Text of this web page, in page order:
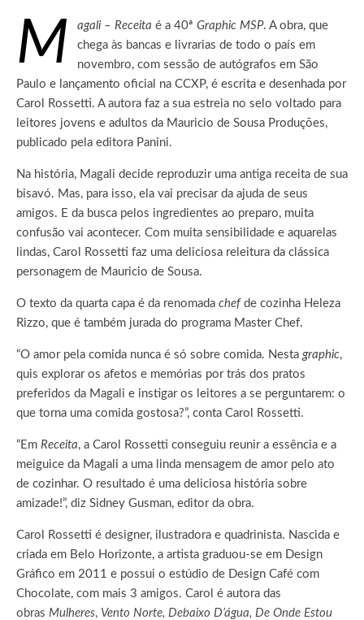
M agali – Receita é a 40ª Graphic MSP. A obra, que
chega às bancas e livrarias de todo o país em
novembro, com sessão de autógrafos em São
Paulo e lançamento oficial na CCXP, é escrita e desenhada por
Carol Rossetti. A autora faz a sua estreia no selo voltado para
leitores jovens e adultos da Mauricio de Sousa Produções,
publicado pela editora Panini.
Na história, Magali decide reproduzir uma antiga receita de sua
bisavó. Mas, para isso, ela vai precisar da ajuda de seus
amigos. E da busca pelos ingredientes ao preparo, muita
confusão vai acontecer. Com muita sensibilidade e aquarelas
lindas, Carol Rossetti faz uma deliciosa releitura da clássica
personagem de Mauricio de Sousa.
O texto da quarta capa é da renomada chefde cozinha Heleza
Rizzo, que é também jurada do programa Master Chef.
“O amor pela comida nunca é só sobre comida. Nesta graphic,
quis explorar os afetos e memórias por trás dos pratos
preferidos da Magali e instigar os leitores a se perguntarem: o
que torna uma comida gostosa?”, conta Carol Rossetti.
“Em Receita, a Carol Rossetti conseguiu reunir a essência e a
meiguice da Magali a uma linda mensagem de amor pelo ato
de cozinhar. O resultado é uma deliciosa história sobre
amizade!”, diz Sidney Gusman, editor da obra.
Carol Rossetti é designer, ilustradora e quadrinista. Nascida e
criada em Belo Horizonte, a artista graduou-se em Design
Gráfico em 2011 e possui o estúdio de Design Café com
Chocolate, com mais 3 amigos. Carol é autora das
obras Mulheres, Vento Norte, Debaixo D’água, De Onde Estou